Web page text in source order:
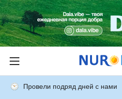
Провели подряд дней с нами